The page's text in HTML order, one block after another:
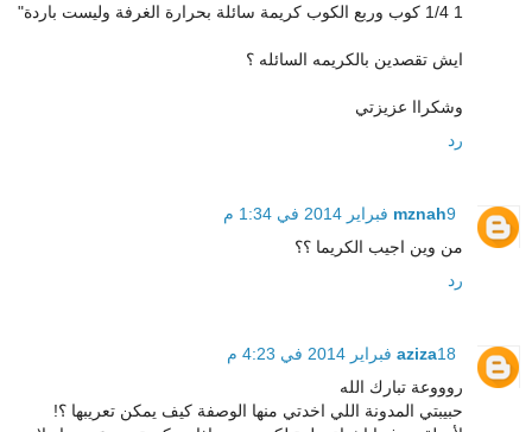
1 1/4 كوب وربع الكوب كريمة سائلة بحرارة الغرفة وليست باردة"
ايش تقصدين بالكريمه السائله ؟
وشكراا عزيزتي
رد
mznah9 فبراير 2014 في 1:34 م
من وين اجيب الكريما ؟؟
رد
aziza18 فبراير 2014 في 4:23 م
روووعة تبارك الله
حبيبتي المدونة اللي اخدتي منها الوصفة كيف يمكن تعريبها ؟!